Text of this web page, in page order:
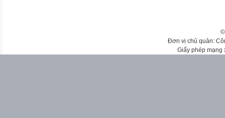
Đơn vị chủ quản:
Giấy phép mạng